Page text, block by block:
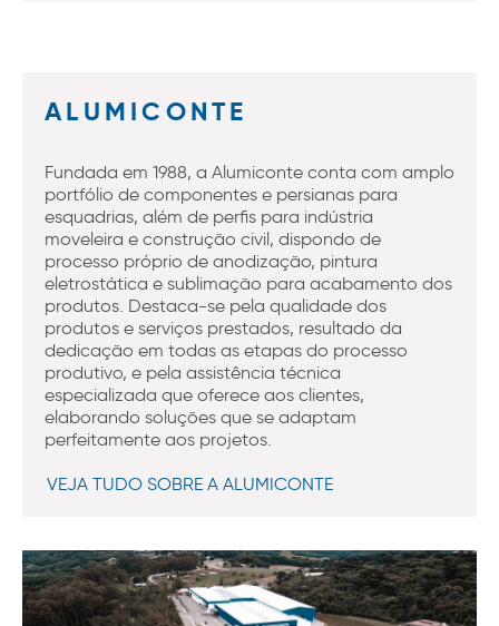
ALUMICONTE
Fundada em 1988, a Alumiconte conta com amplo
portfólio de componentes e persianas para
esquadrias, além de perfis para indústria
moveleira e construção civil, dispondo de
processo próprio de anodização, pintura
eletrostática e sublimação para acabamento dos
produtos. Destaca-se pela qualidade dos
produtos e serviços prestados, resultado da
dedicação em todas as etapas do processo
produtivo, e pela assistência técnica
especializada que oferece aos clientes,
elaborando soluções que se adaptam
perfeitamente aos projetos.
VEJA TUDO SOBRE A ALUMICONTE